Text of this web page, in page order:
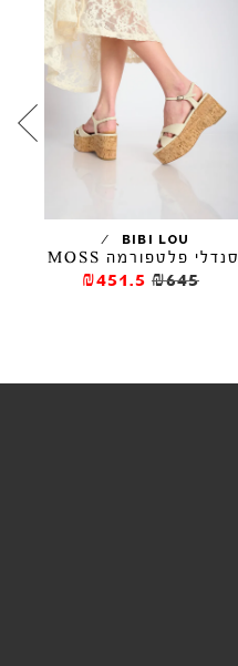
BIBI LOU
/
סנדלי פלטפורמה MOSS
₪645
₪451.5